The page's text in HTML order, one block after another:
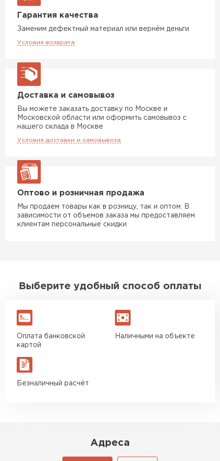
Гарантия качества
Заменим дефектный материал или вернём деньги
Условия возврата
Доставка и самовывоз
Вы можете заказать доставку по Москве и
Московской области или оформить самовывоз с
нашего склада в Москве
Условия доставки и самовывоза
Оптово и розничная продажа
Мы продаем товары как в розницу, так и оптом. В
зависимости от объемов заказа мы предоставляем
клиентам персональные скидки
Выберите удобный способ оплаты
Оплата банковской
картой
Наличными на объекте
Безналичный расчёт
Адреса